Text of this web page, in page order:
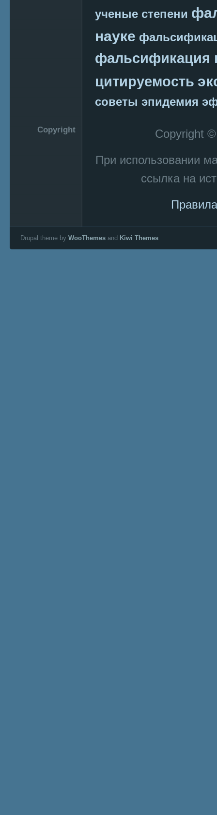
ученые степени
науке
фальсификация
цитируемость
советы эпидемия
Copyright
Copyright
При использовании
ссылка на
Drupal theme by WooThemes and Kiwi Themes